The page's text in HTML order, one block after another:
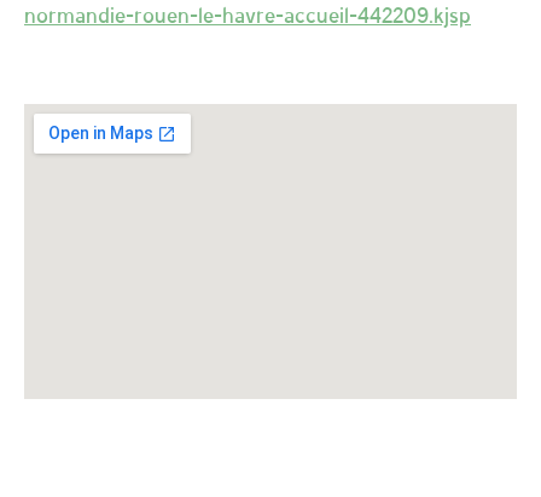
normandie-rouen-le-havre-accueil-442209.kjsp